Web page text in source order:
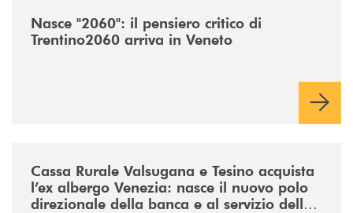
Nasce "2060": il pensiero critico di
Trentino2060 arriva in Veneto
Cassa Rurale Valsugana e Tesino acquista
l’ex albergo Venezia: nasce il nuovo polo
direzionale della banca e al servizio della